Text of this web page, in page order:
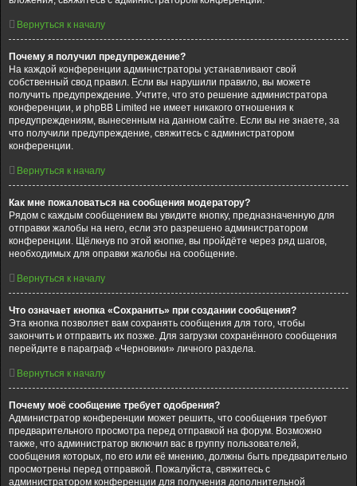
Вернуться к началу
Почему я получил предупреждение?
На каждой конференции администраторы устанавливают свой
собственный свод правил. Если вы нарушили правило, вы можете
получить предупреждение. Учтите, что это решение администратора
конференции, и phpBB Limited не имеет никакого отношения к
предупреждениям, вынесенным на данном сайте. Если вы не знаете, за
что получили предупреждение, свяжитесь с администратором
конференции.
Вернуться к началу
Как мне пожаловаться на сообщения модератору?
Рядом с каждым сообщением вы увидите кнопку, предназначенную для
отправки жалобы на него, если это разрешено администратором
конференции. Щёлкнув по этой кнопке, вы пройдёте через ряд шагов,
необходимых для оправки жалобы на сообщение.
Вернуться к началу
Что означает кнопка «Сохранить» при создании сообщения?
Эта кнопка позволяет вам сохранять сообщения для того, чтобы
закончить и отправить их позже. Для загрузки сохранённого сообщения
перейдите в параграф «Черновики» личного раздела.
Вернуться к началу
Почему моё сообщение требует одобрения?
Администратор конференции может решить, что сообщения требуют
предварительного просмотра перед отправкой на форум. Возможно
также, что администратор включил вас в группу пользователей,
сообщения которых, по его или её мнению, должны быть предварительно
просмотрены перед отправкой. Пожалуйста, свяжитесь с
администратором конференции для получения дополнительной